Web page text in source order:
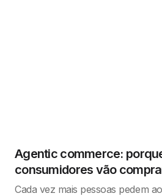
Agentic commerce:
consumidores vão
Cada vez mais pessoas pedem